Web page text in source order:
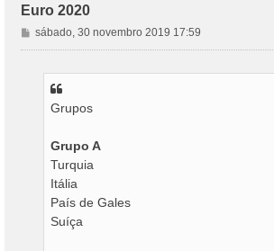
Euro 2020
M
e
sábado, 30 novembro 2019 17:59
Grupos
Grupo A
Turquia
Itália
País de Gales
Suíça